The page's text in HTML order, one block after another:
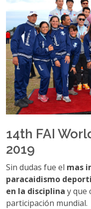
14th FAI
2019
Sin dudas fue el mas
paracaidismo
en la disciplina y que
participación mundial.